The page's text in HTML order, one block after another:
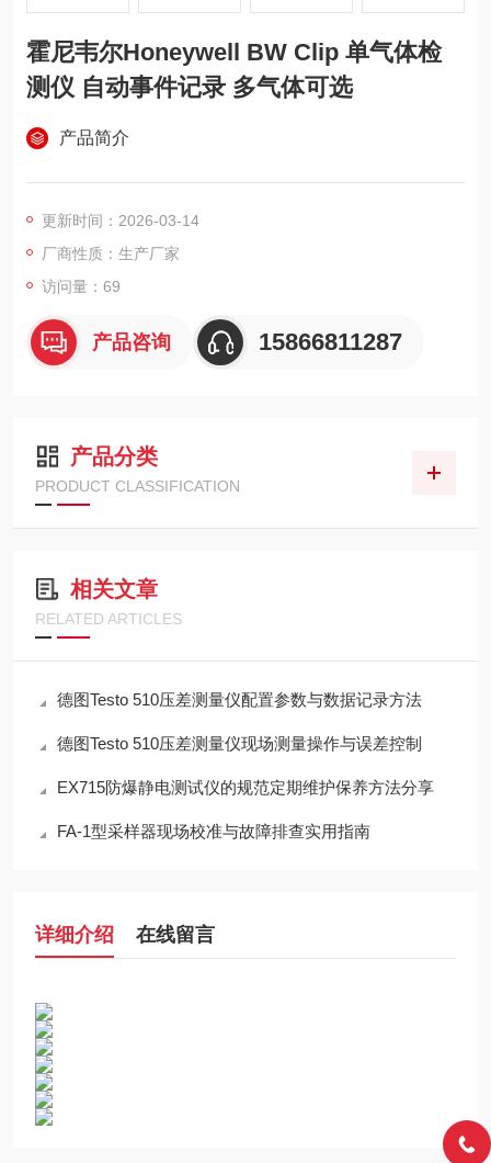
霍尼韦尔Honeywell BW Clip 单气体检
测仪 自动事件记录 多气体可选
产品简介
更新时间：2026-03-14
厂商性质：生产厂家
访问量：69
产品咨询 15866811287
产品分类
PRODUCT CLASSIFICATION
相关文章
RELATED ARTICLES
德图Testo 510压差测量仪配置参数与数据记录方法
德图Testo 510压差测量仪现场测量操作与误差控制
EX715防爆静电测试仪的规范定期维护保养方法分享
FA-1型采样器现场校准与故障排查实用指南
详细介绍 在线留言